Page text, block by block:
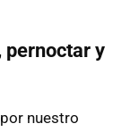
pernoctar y
nuestro